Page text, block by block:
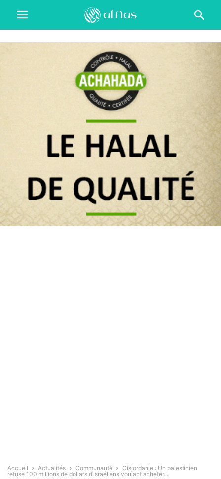
Accueil Actualités Communauté
Cisjordanie : Un palestinien
refuse 100 millions de dollars d’israéliens voulant acheter...